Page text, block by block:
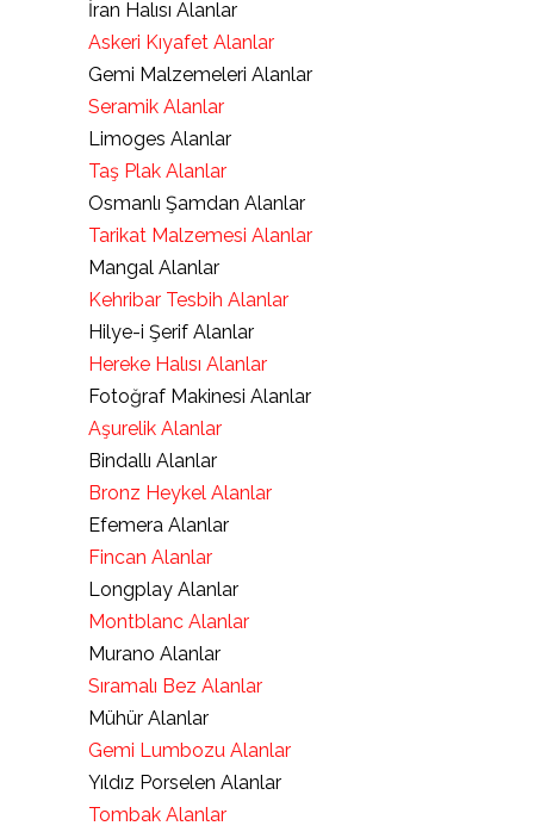
İran Halısı Alanlar
Askeri Kıyafet Alanlar
Gemi Malzemeleri Alanlar
Seramik Alanlar
Limoges Alanlar
Taş Plak Alanlar
Osmanlı Şamdan Alanlar
Tarikat Malzemesi Alanlar
Mangal Alanlar
Kehribar Tesbih Alanlar
Hilye-i Şerif Alanlar
Hereke Halısı Alanlar
Fotoğraf Makinesi Alanlar
Aşurelik Alanlar
Bindallı Alanlar
Bronz Heykel Alanlar
Efemera Alanlar
Fincan Alanlar
Longplay Alanlar
Montblanc Alanlar
Murano Alanlar
Sıramalı Bez Alanlar
Mühür Alanlar
Gemi Lumbozu Alanlar
Yıldız Porselen Alanlar
Tombak Alanlar